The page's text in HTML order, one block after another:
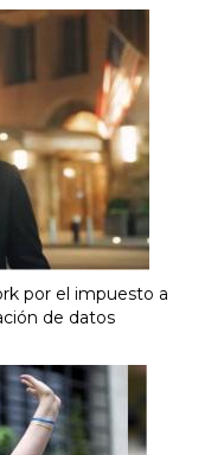
por el impuesto a
de datos